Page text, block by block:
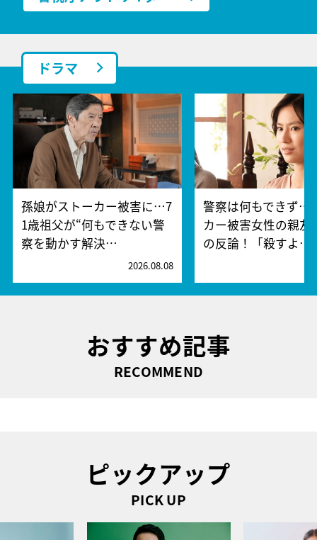
ドラマ
孫娘がストーカー被害に…7
1歳祖父が“何もできない警
察を動かす解決…
2026.08.08
警察は何もできず…
カー被害女性の親友
の反論！「殺すよ…
おすすめ記事
RECOMMEND
ピックアップ
PICK UP